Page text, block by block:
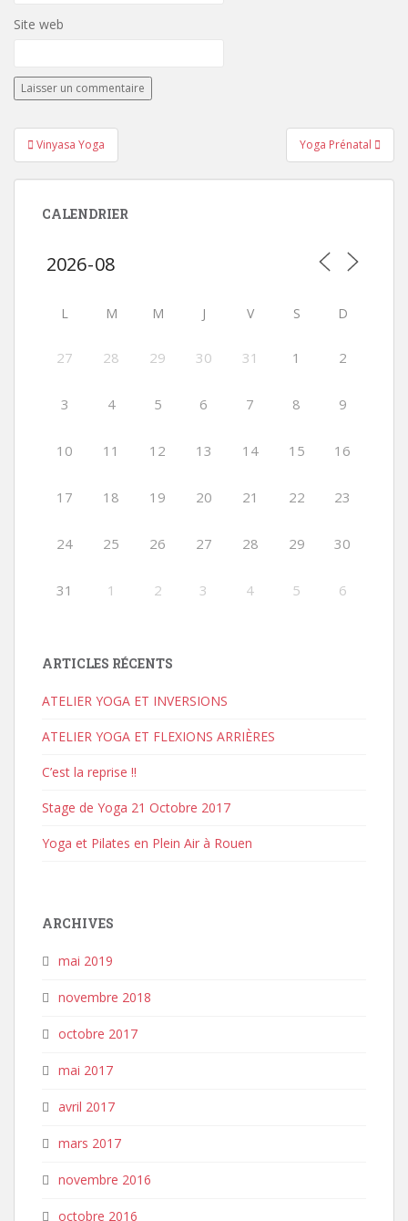
Site web
Navigation
de
l’article
Vinyasa Yoga Yoga Prénatal
CALENDRIER
L M M J V S D
27 28 29 30 31 1 2
3 4 5 6 7 8 9
10 11 12 13 14 15 16
17 18 19 20 21 22 23
24 25 26 27 28 29 30
31 1 2 3 4 5 6
ARTICLES RÉCENTS
ATELIER YOGA ET INVERSIONS
ATELIER YOGA ET FLEXIONS ARRIÈRES
C’est la reprise !!
Stage de Yoga 21 Octobre 2017
Yoga et Pilates en Plein Air à Rouen
ARCHIVES
mai 2019
novembre 2018
octobre 2017
mai 2017
avril 2017
mars 2017
novembre 2016
octobre 2016